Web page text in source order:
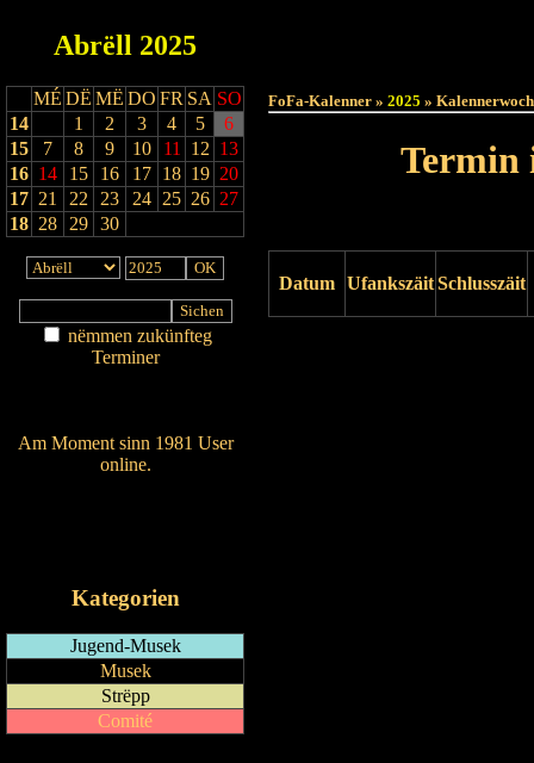
Abrëll 2025
MÉ DË MË DO FR SA SO
14
1 2 3 4 5
6
15
7 8 9 10 11 12 13
16 14 15 16 17 18 19 20
17 21 22 23 24 25 26 27
18 28 29 30
nëmmen zukünfteg
Terminer
Am Moment sinn 1981 User
online.
Kategorien
Jugend-Musek
Musek
Strëpp
Comité
FoFa-Kalenner » 2025 »
Termin
Datum UfankszäitSchlusszäit